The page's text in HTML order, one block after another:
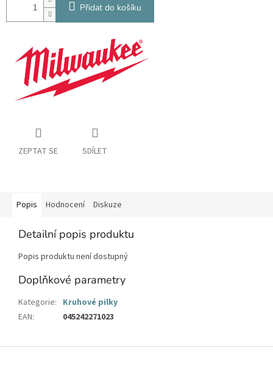
Přidat do košíku
ZEPTAT SE SDÍLET
Popis Hodnocení Diskuze
Detailní popis produktu
Popis produktu není dostupný
Doplňkové parametry
Kategorie: Kruhové pilky
EAN: 045242271023
Z